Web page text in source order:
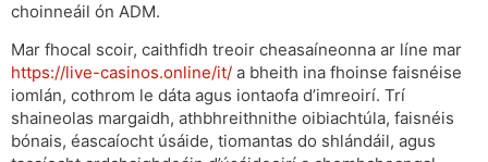
choinneáil ón ADM.
Mar fhocal scoir, caithfidh treoir cheasaíneonna ar líne mar
https://live-casinos.online/it/ a bheith ina fhoinse faisnéise
iomlán, cothrom le dáta agus iontaofa d’imreoirí. Trí
shaineolas margaidh, athbhreithnithe oibiachtúla, faisnéis
bónais, éascaíocht úsáide, tiomantas do shlándáil, agus